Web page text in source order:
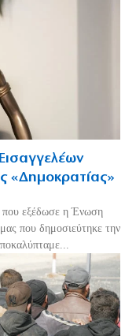
«Δημοκρατίας»
που εξέδωσε η Ένωση
που δημοσιεύτηκε την